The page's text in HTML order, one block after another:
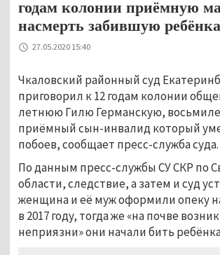
годам колонии приёмную
насмерть забившую
27.05.2020 15:40
Чкаловский районный суд
приговорил к 12 годам колонии
летнюю Гилю Германскую,
приёмный сын-инвалид который
побоев, сообщает пресс-служба суда.
По данным пресс-службы СУ СКР по
области, следствие, а затем и суд
женщина и её муж оформили опеку
в 2017 году, тогда же «на почве
неприязни» они начали бить